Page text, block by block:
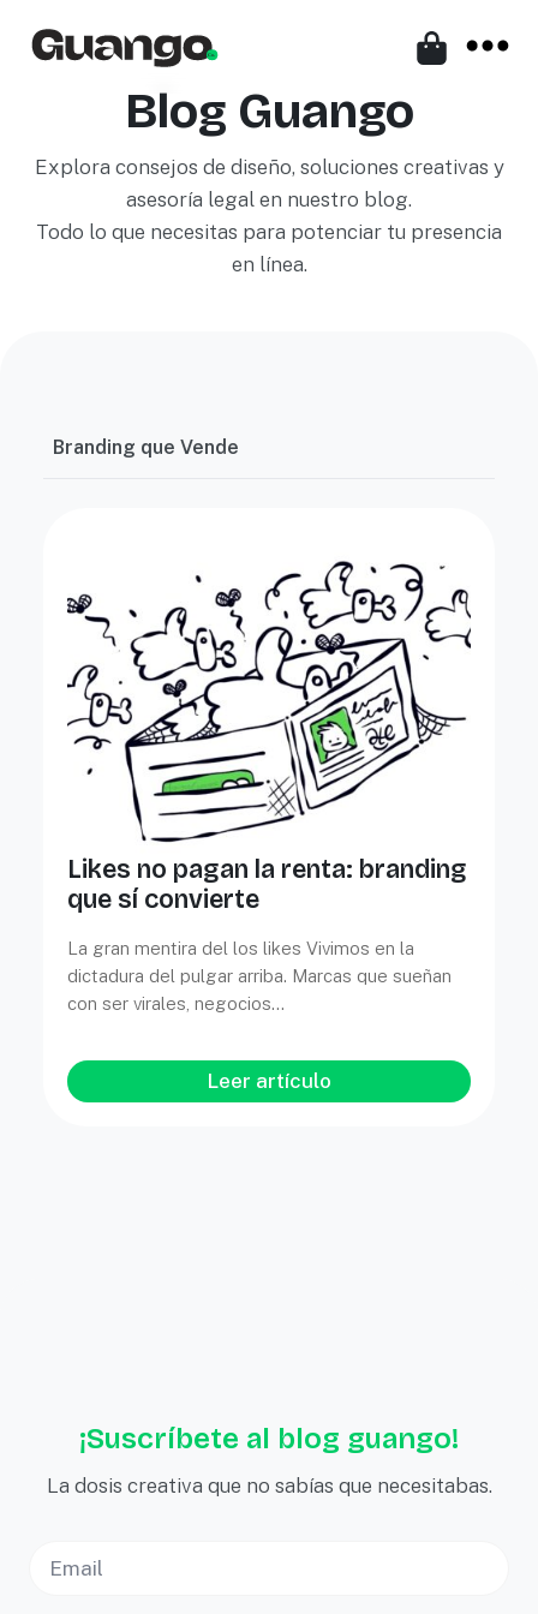
Blog Guango
Explora consejos de diseño, soluciones creativas y
asesoría legal en nuestro blog.
Todo lo que necesitas para potenciar tu presencia
en línea.
Branding que Vende
Likes no pagan la renta: branding
que sí convierte
La gran mentira del los likes Vivimos en la
dictadura del pulgar arriba. Marcas que sueñan
con ser virales, negocios…
Leer artículo
¡Suscríbete al blog guango!
La dosis creativa que no sabías que necesitabas.